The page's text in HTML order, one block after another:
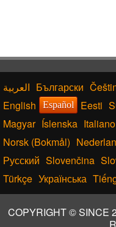
Български
English
Español Eesti
Magyar Íslenska Italiano
Norsk (Bokmål)
Русский Slovenčina
Türkçe Українська
COPYRIGHT © SINCE